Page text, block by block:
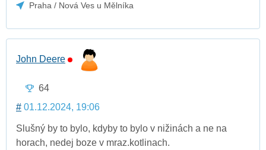
Praha / Nová Ves u Mělníka
John Deere
64
# 01.12.2024, 19:06
Slušný by to bylo, kdyby to bylo v nižinách a ne na
horach, nedej boze v mraz.kotlinach.